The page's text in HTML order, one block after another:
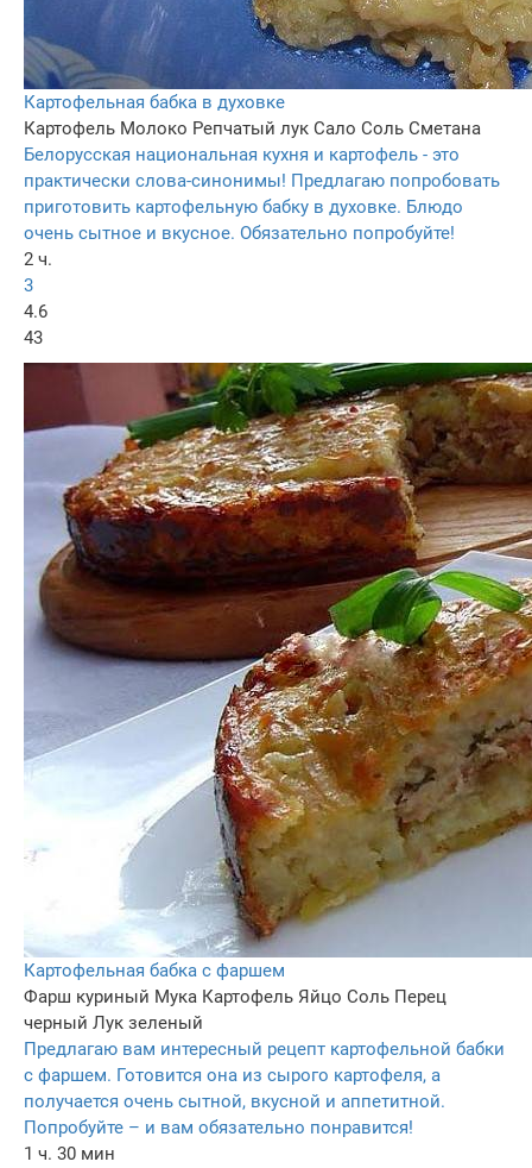
Картофельная бабка в духовке
Картофель Молоко Репчатый лук Сало Соль Сметана
Белорусская национальная кухня и картофель - это
практически слова-синонимы! Предлагаю попробовать
приготовить картофельную бабку в духовке. Блюдо
очень сытное и вкусное. Обязательно попробуйте!
2 ч.
3
4.6
43
Картофельная бабка с фаршем
Фарш куриный Мука Картофель Яйцо Соль Перец
черный Лук зеленый
Предлагаю вам интересный рецепт картофельной бабки
с фаршем. Готовится она из сырого картофеля, а
получается очень сытной, вкусной и аппетитной.
Попробуйте – и вам обязательно понравится!
1 ч. 30 мин